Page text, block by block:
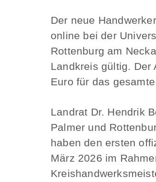
Der neue
online bei der
Rottenburg am
Landkreis gültig. Der
Euro für das gesamte
Landrat Dr. Hendrik
Palmer und
haben den ersten
März 2026 im